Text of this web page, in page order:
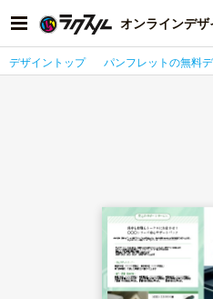
オンラインデザ
デザイントップ パンフレットの無料